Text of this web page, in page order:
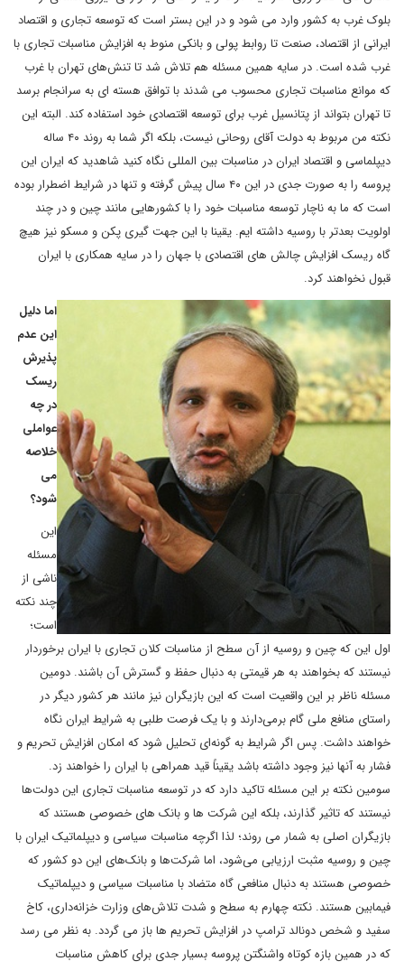
بلوک غرب به کشور وارد می شود و در این بستر است که توسعه تجاری و اقتصاد
ایرانی از اقتصاد، صنعت تا روابط پولی و بانکی منوط به افزایش مناسبات تجاری با
غرب شده است. در سایه همین مسئله هم تلاش شد تا تنش‌های تهران با غرب
که موانع مناسبات تجاری محسوب می شدند با توافق هسته ای به سرانجام برسد
تا تهران بتواند از پتانسیل غرب برای توسعه اقتصادی خود استفاده کند. البته این
نکته من مربوط به دولت آقای روحانی نیست، بلکه اگر شما به روند ۴۰ ساله
دیپلماسی و اقتصاد ایران در مناسبات بین المللی نگاه کنید شاهدید که ایران این
پروسه را به صورت جدی در این ۴۰ سال پیش گرفته و تنها در شرایط اضطرار بوده
است که ما به ناچار توسعه مناسبات خود را با کشورهایی مانند چین و در چند
اولویت بعدتر با روسیه داشته ایم. یقینا با این جهت گیری پکن و مسکو نیز هیچ
گاه ریسک افزایش چالش های اقتصادی با جهان را در سایه همکاری با ایران
قبول نخواهند کرد.
اما دلیل
این عدم
پذیرش
ریسک
در چه
عواملی
خلاصه
می
شود؟
این
مسئله
ناشی از
چند نکته
است؛
اول این که چین و روسیه از آن سطح از مناسبات کلان تجاری با ایران برخوردار
نیستند که بخواهند به هر قیمتی به دنبال حفظ و گسترش آن باشند. دومین
مسئله ناظر بر این واقعیت است که این بازیگران نیز مانند هر کشور دیگر در
راستای منافع ملی گام برمی‌دارند و با یک فرصت طلبی به شرایط ایران نگاه
خواهند داشت. پس اگر شرایط به گونه‌ای تحلیل شود که امکان افزایش تحریم و
فشار به آنها نیز وجود داشته باشد یقیناً قید همراهی با ایران را خواهند زد.
سومین نکته بر این مسئله تاکید دارد که در توسعه مناسبات تجاری این دولت‌ها
نیستند که تاثیر گذارند، بلکه این شرکت ها و بانک های خصوصی هستند که
بازیگران اصلی به شمار می روند؛ لذا اگرچه مناسبات سیاسی و دیپلماتیک ایران با
چین و روسیه مثبت ارزیابی می‌شود، اما شرکت‌ها و بانک‌های این دو کشور که
خصوصی هستند به دنبال منافعی گاه متضاد با مناسبات سیاسی و دیپلماتیک
فیمابین هستند. نکته چهارم به سطح و شدت تلاش‌های وزارت خزانه‌داری، کاخ
سفید و شخص دونالد ترامپ در افزایش تحریم ها باز می گردد. به نظر می رسد
که در همین بازه کوتاه واشنگتن پروسه بسیار جدی برای کاهش مناسبات